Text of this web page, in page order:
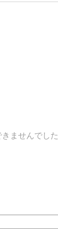
ませんでし